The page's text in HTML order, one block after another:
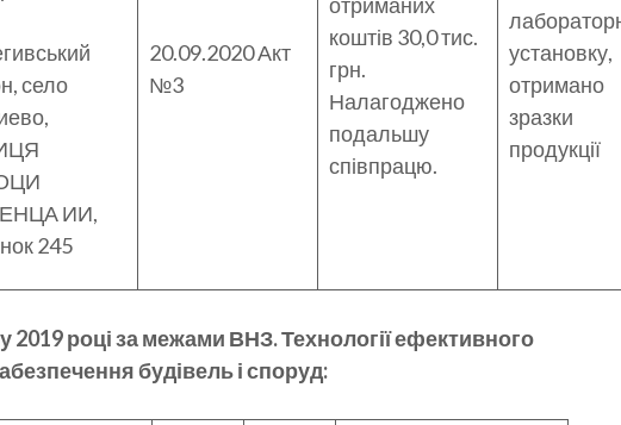
село
ИИ,
245
20.09.2020 Акт
№3
коштів 30,0 тис.
грн.
Налагоджено
подальшу
співпрацю.
установку,
отримано
зразки
продукції
2019 році за межами ВНЗ. Технології ефективного
будівель і споруд: